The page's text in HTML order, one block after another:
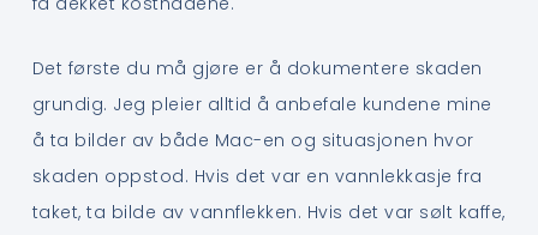
Det første du må gjøre er å dokumentere skaden
grundig. Jeg pleier alltid å anbefale kundene mine
å ta bilder av både Mac-en og situasjonen hvor
skaden oppstod. Hvis det var en vannlekkasje fra
taket, ta bilde av vannflekken. Hvis det var sølt kaffe,